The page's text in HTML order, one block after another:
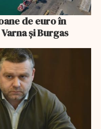
de euro în
și Burgas